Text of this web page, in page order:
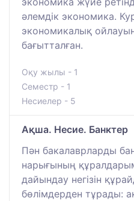
әлемдік экономика.
экономикалық
бағытталған.
Оқу жылы - 1
Семестр - 1
Несиелер - 5
Ақша. Несие. Банктер
Пән бакалаврларды
нарығының
дайындау негізін
бөлімдерден тұрады: